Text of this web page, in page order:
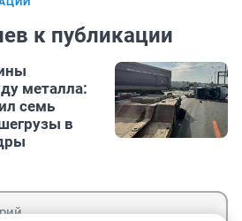
к публикации
металла:
семь
в